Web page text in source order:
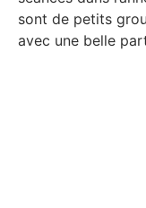
sont de petits
avec une belle